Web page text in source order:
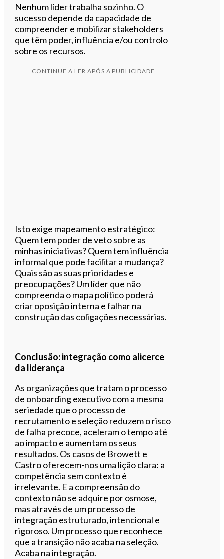
Nenhum líder trabalha sozinho. O
sucesso depende da capacidade de
compreender e mobilizar stakeholders
que têm poder, influência e/ou controlo
sobre os recursos.
CONTINUE A LER APÓS A PUBLICIDADE
Isto exige mapeamento estratégico:
Quem tem poder de veto sobre as
minhas iniciativas? Quem tem influência
informal que pode facilitar a mudança?
Quais são as suas prioridades e
preocupações? Um líder que não
compreenda o mapa político poderá
criar oposição interna e falhar na
construção das coligações necessárias.
Conclusão: integração como alicerce
da liderança
As organizações que tratam o processo
de onboarding executivo com a mesma
seriedade que o processo de
recrutamento e seleção reduzem o risco
de falha precoce, aceleram o tempo até
ao impacto e aumentam os seus
resultados. Os casos de Browett e
Castro oferecem-nos uma lição clara: a
competência sem contexto é
irrelevante. E a compreensão do
contexto não se adquire por osmose,
mas através de um processo de
integração estruturado, intencional e
rigoroso. Um processo que reconhece
que a transição não acaba na seleção.
Acaba na integração.